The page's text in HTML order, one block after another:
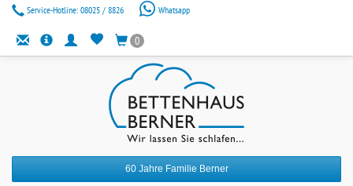
Service-Hotline: 08025 / 8826 Whatsapp
0
60 Jahre Familie Berner